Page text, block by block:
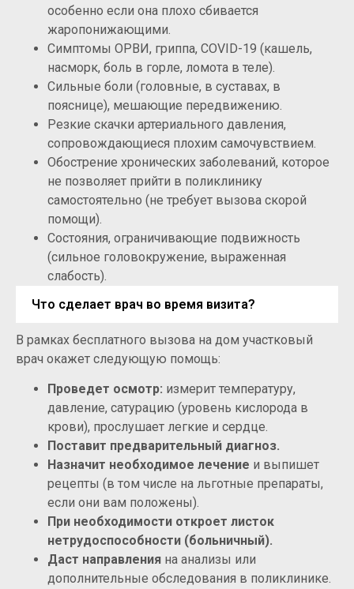
особенно если она плохо сбивается
жаропонижающими.
Симптомы ОРВИ, гриппа, COVID-19 (кашель,
насморк, боль в горле, ломота в теле).
Сильные боли (головные, в суставах, в
пояснице), мешающие передвижению.
Резкие скачки артериального давления,
сопровождающиеся плохим самочувствием.
Обострение хронических заболеваний, которое
не позволяет прийти в поликлинику
самостоятельно (не требует вызова скорой
помощи).
Состояния, ограничивающие подвижность
(сильное головокружение, выраженная
слабость).
Что сделает врач во время визита?
В рамках бесплатного вызова на дом участковый
врач окажет следующую помощь:
Проведет осмотр: измерит температуру,
давление, сатурацию (уровень кислорода в
крови), прослушает легкие и сердце.
Поставит предварительный диагноз.
Назначит необходимое лечение и выпишет
рецепты (в том числе на льготные препараты,
если они вам положены).
При необходимости откроет листок
нетрудоспособности (больничный).
Даст направления на анализы или
дополнительные обследования в поликлинике.